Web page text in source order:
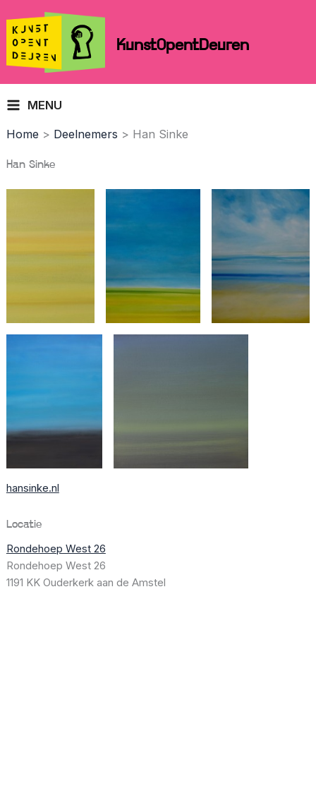
content
KunstOpentDeuren
MENU
Home Deelnemers Han Sinke
Han Sinke
hansinke.nl
Locatie
Rondehoep West 26
Rondehoep West 26
1191 KK Ouderkerk aan de Amstel